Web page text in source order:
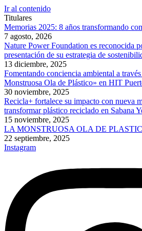
Ir al contenido
Titulares
Memorias 2025: 8 años transformando
7 agosto, 2026
Nature Power Foundation es reconocida
presentación de su estrategia de
13 diciembre, 2025
Fomentando conciencia ambiental a
Monstruosa Ola de Plástico» en HIT
30 noviembre, 2025
Recicla+ fortalece su impacto con nueva
transformar plástico reciclado en Sabana
15 noviembre, 2025
LA MONSTRUOSA OLA DE
22 septiembre, 2025
Instagram